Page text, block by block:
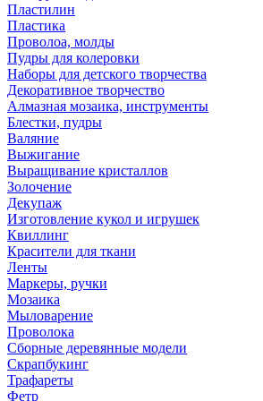
Пластилин
Пластика
Проволоа, молды
Пудры для колеровки
Наборы для детского творчества
Декоративное творчество
Алмазная мозаика, инструменты
Блестки, пудры
Валяние
Выжигание
Выращивание кристаллов
Золочение
Декупаж
Изготовление кукол и игрушек
Квиллинг
Красители для ткани
Ленты
Маркеры, ручки
Мозаика
Мыловарение
Проволока
Сборные деревянные модели
Скрапбукинг
Трафареты
Фетр